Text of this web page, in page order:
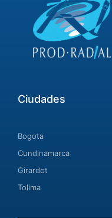
Ciudades
Bogota
Cundinamarca
Girardot
Tolima